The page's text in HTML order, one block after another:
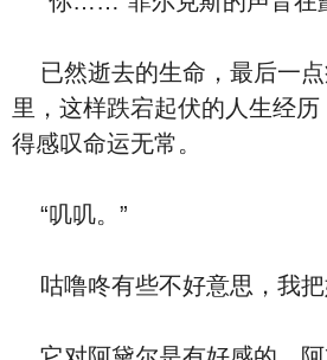
已然逝去的生命，最后一
里，这样跌宕起伏的人生经
得感叹命运无常。
“叽叽。”
咕噜咚有些不好意思，我把